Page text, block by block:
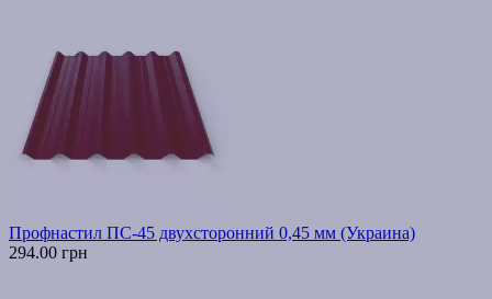
Профнастил ПС-45 двухсторонний 0,45 мм (Украина)
294.00 грн